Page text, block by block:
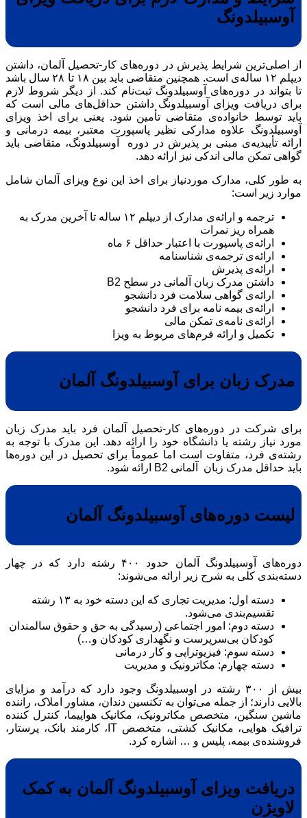
آوسبیلدونگ
از اصلی‌ترین شرایط پذیرش در دوره‌های کار-تحصیل آلمان، داشتن
دیپلم ۱۲ ساله‌ی است. همچنین متقاضی باید بین ۱۸ تا ۲۸ سال باشد
تا بتواند در دوره‌های آوسبیلدونگ ثبت‌نام کند. از دیگر شروط لازم
برای دریافت ویزای آوسبیلدونگ داشتن حداقل‌های مالی است که
باید توسط خانواده‌ی متقاضی تأمین شود. یعنی برای اخذ ویزای
آوسبیلدونگ علاوه مدارکی نظیر پاسپورت معتبر، بیمه درمانی و
ارائه تأییدیه‌ی مبنی بر پذیرش در دوره آوسبیلدونگ، متقاضی باید
گواهی تمکن مالی اندکی نیز ارائه دهد.
به طور کلی، مدارک موردنیاز برای اخذ این نوع ویزای آلمان شامل
موارد زیر است:
ترجمه و ارائه‌ی مدارک از دیپلم ۱۲ ساله تا آخرین مدرک به
همراه ریز نمرات
ارائه‌ی پاسپورت با اعتبار حداقل ۶ ماه
ارائه‌ی ترجمه‌ی شناسنامه
ارائه‌ی پذیرش
داشتن مدرک زبان آلمانی در سطح B2
ارائه‌ی گواهی سلامت فرد دانشجو
ارائه‌ی بیمه نامه برای فرد دانشجو
ارائه‌ی نامه‌ی تمکن مالی
تکمیل و ارائه فرم‌های مربوط به ویزا
مدرک زبان برای آوسبیلدونگ آلمان
برای شرکت در دوره‌های کار-تحصیل آلمان فرد باید مدرک زبان
مورد نیاز رشته یا دانشگاه خود را ارائه دهد. این مدرک با توجه به
رشته‌ی فرد، متفاوت است اما عموماً برای تحصیل در این دوره‌ها
باید حداقل مدرک زبان آلمانی B2 ارائه شود.
لیست دوره‌های آوسبیلدونگ آلمان
دوره‌های آوسبیلدونگ آلمان حدود ۴۰۰ رشته دارد که در چهار
دسته‌بندی کلی به شرح زیر ارائه می‌شوند:
دسته اول: مدیریت تجاری که این دسته خود به ۱۳ رشته
تقسیم‌بندی می‌شود.
دسته دوم: امور اجتماعی (رسیدگی به حق و حقوق سالمندان
کودکان بی‌سرپرست و نگهداری کودکان و…)
دسته سوم: فیزیوتراپی و کار درمانی
دسته چهارم: مکاترونیک و مدیریت
بیش از ۳۰۰ رشته در اوسبیلدونگ وجود دارد که درآمد و مزایای
بالایی دارند؛ از جمله می‌توان به تکنسین دندان، مشاور املاک، راننده
ماشین سنگین، متخصص مکاترونیک، مکانیک هواپیما، کنترل کننده
ترافیک هوایی، مکانیک کشتی، متخصص IT، کارمند بانک، پرستار،
فروشنده‌ی بیمه، پلیس و … اشاره کرد.
دریافت ویزای آوسبیلدونگ آلمان به کمک
لاویژن